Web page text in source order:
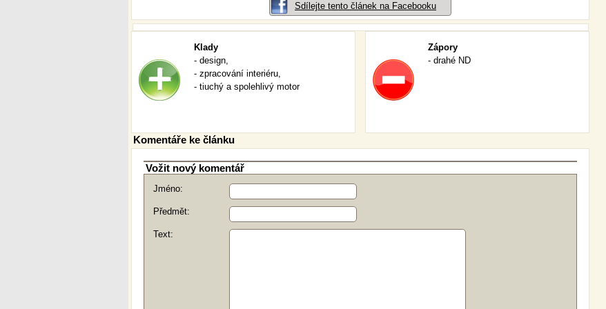
Sdílejte tento článek na Facebooku
Klady
- design,
- zpracování interiéru,
- tiuchý a spolehlivý motor
Zápory
- drahé ND
Komentáře ke článku
Vožit nový komentář
Jméno:
Předmět:
Text: